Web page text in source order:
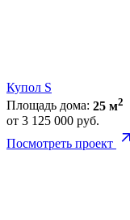
Купол S
Площадь дома: 25 м2
от 3 125 000 руб.
Посмотреть проект